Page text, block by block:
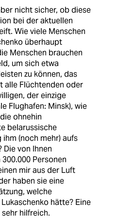
nicht sicher, ob diese
bei der aktuellen
Wie viele Menschen
überhaupt
Menschen brauchen
um sich etwa
zu können, das
alle Flüchtenden oder
der einzige
Flughafen: Minsk), wie
ohnehin
belarussische
ihm (noch mehr) aufs
Die von Ihnen
Personen
mir aus der Luft
haben sie eine
welche
hätte? Eine
hilfreich.